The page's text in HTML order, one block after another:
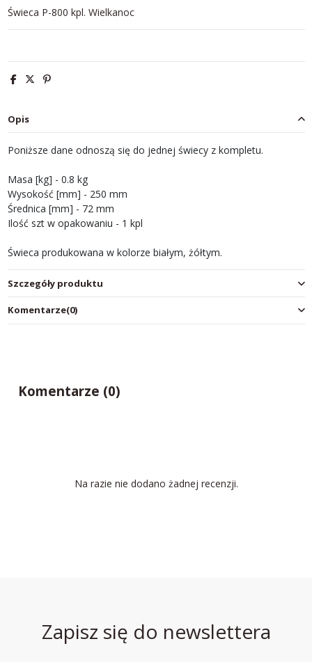
Świeca P-800 kpl. Wielkanoc
Opis
Poniższe dane odnoszą się do jednej świecy z kompletu.
Masa [kg] - 0.8 kg
Wysokość [mm] - 250 mm
Średnica [mm] - 72 mm
Ilość szt w opakowaniu - 1 kpl
Świeca produkowana w kolorze białym, żółtym.
Szczegóły produktu
Komentarze(0)
Komentarze (0)
Na razie nie dodano żadnej recenzji.
Zapisz się do newslettera